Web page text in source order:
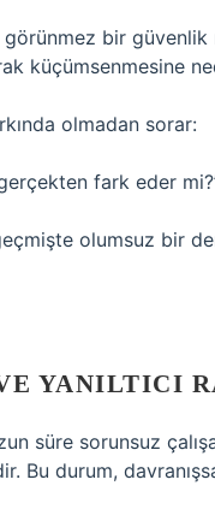
bir
küçümsenmesine
olmadan sorar:
fark eder
olumsuz bir
YANILTICI
süre sorunsuz
Bu durum,